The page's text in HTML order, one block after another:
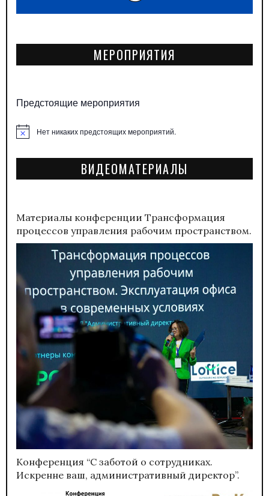
МЕРОПРИЯТИЯ
Предстоящие мероприятия
ЗаметкаНет никаких предстоящих мероприятий.
ВИДЕОМАТЕРИАЛЫ
Материалы конференции Трансформация
процессов управления рабочим пространством.
Конференция “С заботой о сотрудниках.
Искренне ваш, административный директор”.